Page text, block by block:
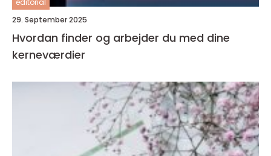
29. September 2025
Hvordan finder og arbejder du med dine
kerneværdier